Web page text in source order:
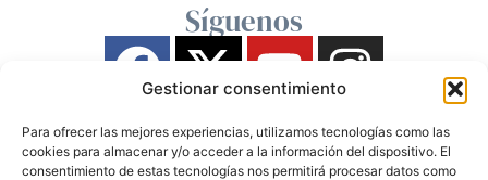
Gestionar consentimiento
Para ofrecer las mejores experiencias, utilizamos tecnologías como las
cookies para almacenar y/o acceder a la información del dispositivo. El
consentimiento de estas tecnologías nos permitirá procesar datos como
Síguenos